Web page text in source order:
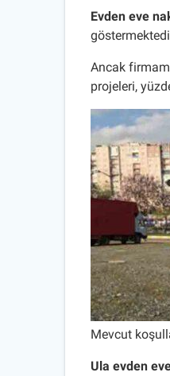
Evden eve
Ancak
projeleri,
Mevcut
Ula evden